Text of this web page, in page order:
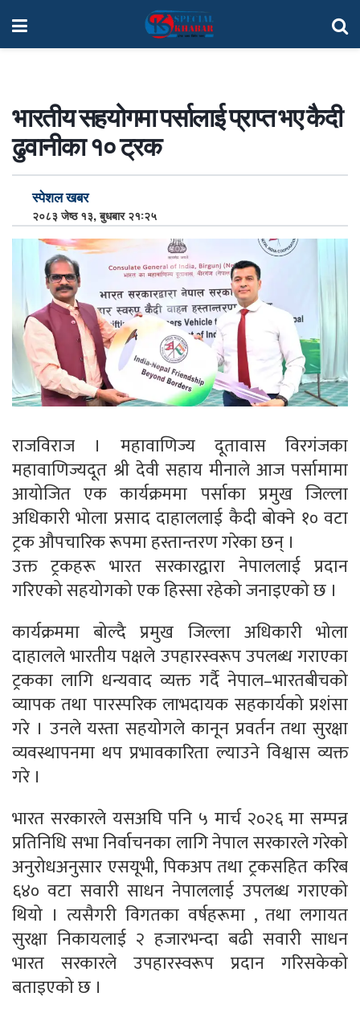
भारतीय सहयोगमा पर्सालाई प्राप्त भए कैदी
ढुवानीका १० ट्रक
स्पेशल खबर
२०८३ जेष्ठ १३, बुधबार २१:२५
राजविराज । महावाणिज्य दूतावास विरगंजका
महावाणिज्यदूत श्री देवी सहाय मीनाले आज पर्सामामा
आयोजित एक कार्यक्रममा पर्साका प्रमुख जिल्ला
अधिकारी भोला प्रसाद दाहाललाई कैदी बोक्ने १० वटा
ट्रक औपचारिक रूपमा हस्तान्तरण गरेका छन् ।
उक्त ट्रकहरू भारत सरकारद्वारा नेपाललाई प्रदान
गरिएको सहयोगको एक हिस्सा रहेको जनाइएको छ ।
कार्यक्रममा बोल्दै प्रमुख जिल्ला अधिकारी भोला
दाहालले भारतीय पक्षले उपहारस्वरूप उपलब्ध गराएका
ट्रकका लागि धन्यवाद व्यक्त गर्दै नेपाल–भारतबीचको
व्यापक तथा पारस्परिक लाभदायक सहकार्यको प्रशंसा
गरे । उनले यस्ता सहयोगले कानून प्रवर्तन तथा सुरक्षा
व्यवस्थापनमा थप प्रभावकारिता ल्याउने विश्वास व्यक्त
गरे ।
भारत सरकारले यसअघि पनि ५ मार्च २०२६ मा सम्पन्न
प्रतिनिधि सभा निर्वाचनका लागि नेपाल सरकारले गरेको
अनुरोधअनुसार एसयूभी, पिकअप तथा ट्रकसहित करिब
६४० वटा सवारी साधन नेपाललाई उपलब्ध गराएको
थियो । त्यसैगरी विगतका वर्षहरूमा , तथा लगायत
सुरक्षा निकायलाई २ हजारभन्दा बढी सवारी साधन
भारत सरकारले उपहारस्वरूप प्रदान गरिसकेको
बताइएको छ ।